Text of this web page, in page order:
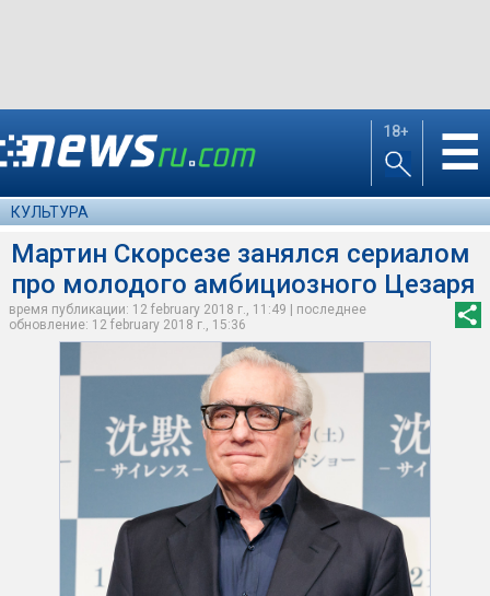
18+ ☰
КУЛЬТУРА
Мартин Скорсезе занялся сериалом
про молодого амбициозного Цезаря
время публикации: 12 february 2018 г., 11:49 | последнее
обновление: 12 february 2018 г., 15:36